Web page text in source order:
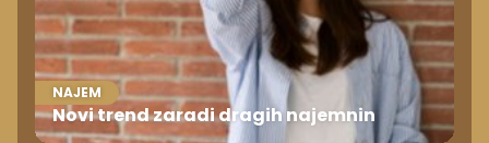
NAJEM
Novi trend zaradi dragih najemnin